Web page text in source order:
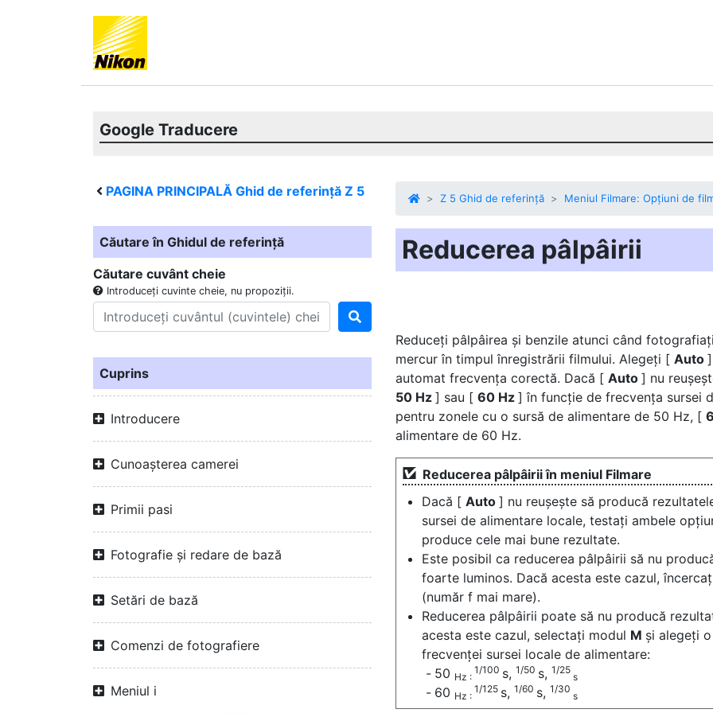
Google Traducere
PAGINA PRINCIPALĂ Ghid de referință Z 5
Căutare în Ghidul de referință
Căutare cuvânt cheie
Introduceți cuvinte cheie, nu propoziții.
Cuprins
Introducere
Cunoașterea camerei
Primii pasi
Fotografie și redare de bază
Setări de bază
Comenzi de fotografiere
Meniul i
Z 5 Ghid de referință Meniul Filmare: Opțiuni de
Reducerea pâlpâirii
Reduceți pâlpâirea și benzile atunci când
mercur în timpul înregistrării filmului. Alegeți [ Auto
automat frecvența corectă. Dacă [ Auto ] nu
50 Hz ] sau [ 60 Hz ] în funcție de frecvența sursei
pentru zonele cu o sursă de alimentare de 50 Hz, [
alimentare de 60 Hz.
Reducerea pâlpâirii în meniul Filmare
Dacă [ Auto ] nu reușește să producă
sursei de alimentare locale, testați ambele
produce cele mai bune rezultate.
Este posibil ca reducerea pâlpâirii să nu
foarte luminos. Dacă acesta este cazul,
(număr f mai mare).
Reducerea pâlpâirii poate să nu producă
acesta este cazul, selectați modul M și alegeți
frecvenței sursei locale de alimentare:
50 Hz :
1/100 s, 1/50 s, 1/25
s
60 Hz :
1/125 s, 1/60 s, 1/30
s